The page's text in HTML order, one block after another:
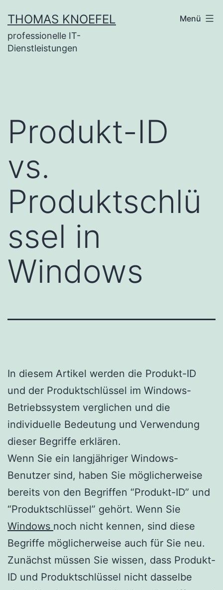
Inhalt
springen
THOMAS KNOEFEL
professionelle IT-
Dienstleistungen
Menü
Produkt-ID
vs.
Produktschlü
ssel in
Windows
In diesem Artikel werden die Produkt-ID
und der Produktschlüssel im Windows-
Betriebssystem verglichen und die
individuelle Bedeutung und Verwendung
dieser Begriffe erklären.
Wenn Sie ein langjähriger Windows-
Benutzer sind, haben Sie möglicherweise
bereits von den Begriffen “Produkt-ID” und
“Produktschlüssel” gehört. Wenn Sie
Windows noch nicht kennen, sind diese
Begriffe möglicherweise auch für Sie neu.
Zunächst müssen Sie wissen, dass Produkt-
ID und Produktschlüssel nicht dasselbe